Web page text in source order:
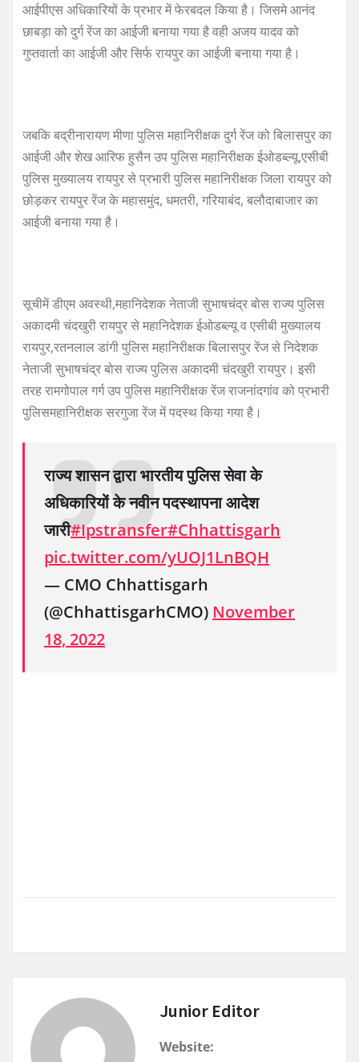
आईपीएस अधिकारियों के प्रभार में फेरबदल किया है। जिसमे आनंद
छाबड़ा को दुर्ग रेंज का आईजी बनाया गया है वही अजय यादव को
गुप्तवार्ता का आईजी और सिर्फ रायपुर का आईजी बनाया गया है।
जबकि बद्रीनारायण मीणा पुलिस महानिरीक्षक दुर्ग रेंज को बिलासपुर का
आईजी और शेख आरिफ हुसैन उप पुलिस महानिरीक्षक ईओडब्ल्यू,एसीबी
पुलिस मुख्यालय रायपुर से प्रभारी पुलिस महानिरीक्षक जिला रायपुर को
छोड़कर रायपुर रेंज के महासमुंद, धमतरी, गरियाबंद, बलौदाबाजार का
आईजी बनाया गया है।
सूचीमें डीएम अवस्थी,महानिदेशक नेताजी सुभाषचंद्र बोस राज्य पुलिस
अकादमी चंदखुरी रायपुर से महानिदेशक ईओडब्ल्यू व एसीबी मुख्यालय
रायपुर,रतनलाल डांगी पुलिस महानिरीक्षक बिलासपुर रेंज से निदेशक
नेताजी सुभाषचंद्र बोस राज्य पुलिस अकादमी चंदखुरी रायपुर। इसी
तरह रामगोपाल गर्ग उप पुलिस महानिरीक्षक रेंज राजनांदगांव को प्रभारी
पुलिसमहानिरीक्षक सरगुजा रेंज में पदस्थ किया गया है।
राज्य शासन द्वारा भारतीय पुलिस सेवा के
अधिकारियों के नवीन पदस्थापना आदेश
जारी#Ipstransfer#Chhattisgarh
pic.twitter.com/yUOJ1LnBQH
— CMO Chhattisgarh
(@ChhattisgarhCMO) November
18, 2022
Junior Editor
Website: